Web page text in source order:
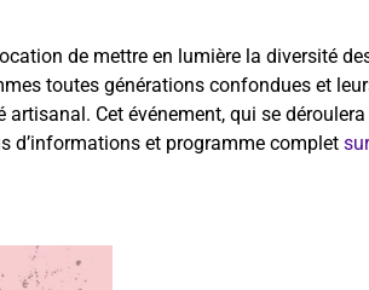
de mettre en lumière la diversité
toutes générations confondues et
Cet événement, qui se
d’informations et programme complet